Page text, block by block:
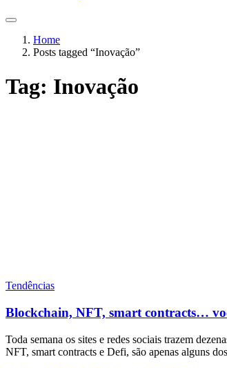
Home
Posts tagged “Inovação”
Tag: Inovação
Tendências
Blockchain, NFT, smart contracts…
Toda semana os sites e redes sociais trazem
NFT, smart contracts e Defi, são apenas alguns